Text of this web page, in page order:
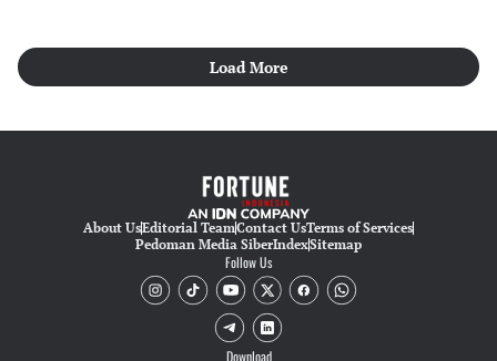
Load More
About UsEditorial TeamContact UsTerms of Services
Pedoman Media SiberIndexSitemap
Follow Us
Download